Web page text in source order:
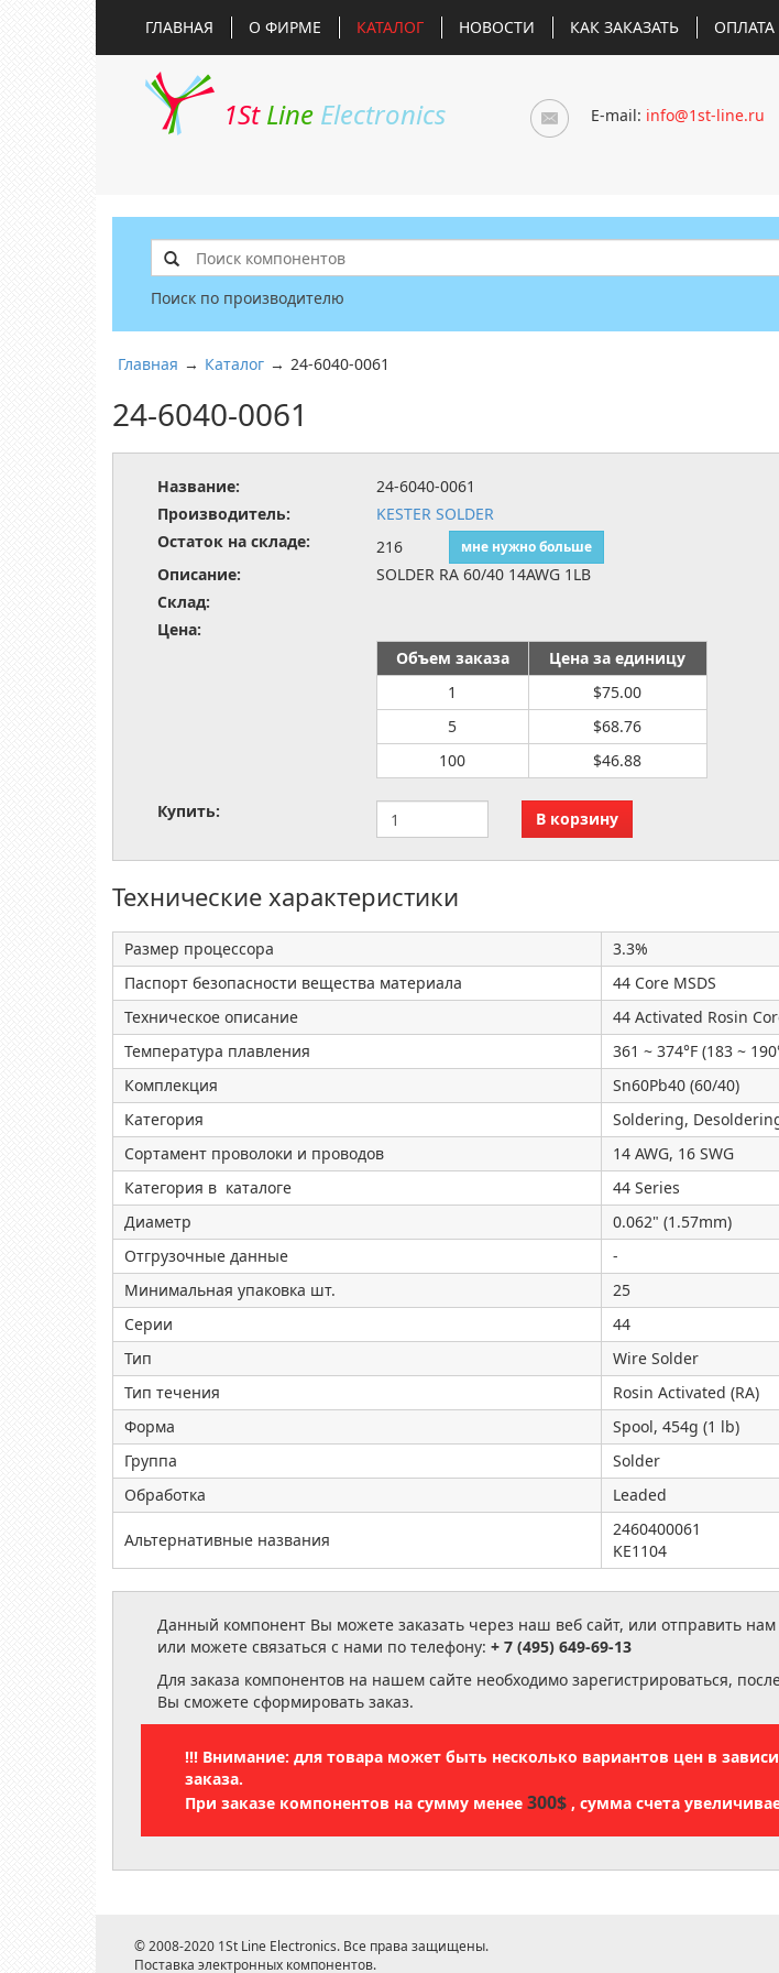
ГЛАВНАЯ О ФИРМЕ КАТАЛОГ НОВОСТИ КАК ЗАКАЗАТЬ
1St Line Electronics E-mail: info@1st-line.ru
Поиск по производителю
Главная → Каталог → 24-6040-0061
24-6040-0061
Название:
24-6040-0061
Производитель:
KESTER SOLDER
Остаток на складе:
216 мне нужно больше
Описание:
SOLDER RA 60/40 14AWG 1LB
Склад:
Цена:
Объем заказа
Цена за единицу
1
$75.00
5
$68.76
100
$46.88
Купить:
Технические характеристики
Размер процессора
3.3%
Паспорт безопасности вещества материала
44 Core MSDS
Техническое описание
44 Activated Rosin
Температура плавления
361 ~ 374°F (183 ~
Комплекция
Sn60Pb40 (60/40)
Категория
Soldering,
Сортамент проволоки и проводов
14 AWG, 16 SWG
Категория в каталоге
44 Series
Диаметр
0.062" (1.57mm)
Отгрузочные данные
-
Минимальная упаковка шт.
25
Серии
44
Тип
Wire Solder
Тип течения
Rosin Activated (RA)
Форма
Spool, 454g (1 lb)
Группа
Solder
Обработка
Leaded
Альтернативные названия
2460400061
KE1104
Данный компонент Вы можете заказать через наш веб сайт, или отправить нам
или можете связаться с нами по телефону: + 7 (495) 649-69-13
Для заказа компонентов на нашем сайте необходимо зарегистрироваться,
Вы сможете сформировать заказ.
!!! Внимание: для товара может быть несколько вариантов цен в
заказа.
При заказе компонентов на сумму менее 300$ , сумма счета
© 2008-2020 1St Line Electronics. Все права защищены.
Поставка электронных компонентов.